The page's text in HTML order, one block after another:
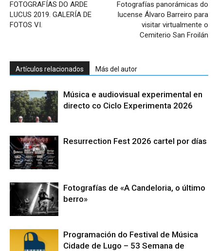
FOTOGRAFÍAS DO ARDE
LUCUS 2019. GALERÍA DE
FOTOS VI.
Fotografías panorámicas do
lucense Álvaro Barreiro para
visitar virtualmente o
Cemiterio San Froilán
Artículos relacionados Más del autor
Música e audiovisual experimental en
directo co Ciclo Experimenta 2026
Resurrection Fest 2026 cartel por días
Fotografías de «A Candeloria, o último
berro»
Programación do Festival de Música
Cidade de Lugo – 53 Semana de